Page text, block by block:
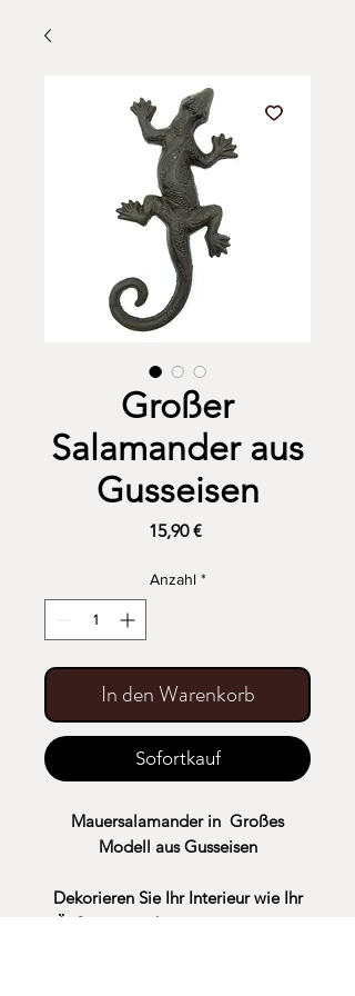
Großer
Salamander aus
Gusseisen
15,90 €Preis
Anzahl *
In den Warenkorb
Sofortkauf
Mauersalamander in Großes
Modell aus Gusseisen
Dekorieren Sie Ihr Interieur wie Ihr
Äußeres mit diesem gusseisernen